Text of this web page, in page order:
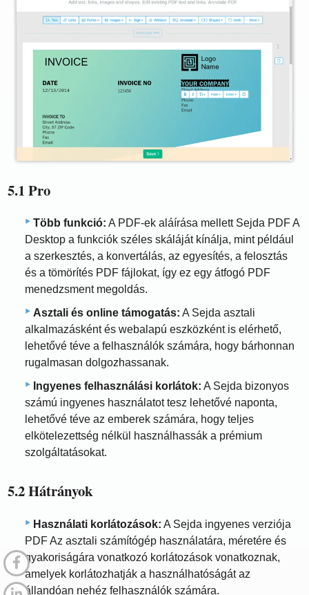
5.1 Pro
Több funkció: A PDF-ek aláírása mellett Sejda PDF A
Desktop a funkciók széles skáláját kínálja, mint például
a szerkesztés, a konvertálás, az egyesítés, a felosztás
és a tömörítés PDF fájlokat, így ez egy átfogó PDF
menedzsment megoldás.
Asztali és online támogatás: A Sejda asztali
alkalmazásként és webalapú eszközként is elérhető,
lehetővé téve a felhasználók számára, hogy bárhonnan
rugalmasan dolgozhassanak.
Ingyenes felhasználási korlátok: A Sejda bizonyos
számú ingyenes használatot tesz lehetővé naponta,
lehetővé téve az emberek számára, hogy teljes
elkötelezettség nélkül használhassák a prémium
szolgáltatásokat.
5.2 Hátrányok
Használati korlátozások: A Sejda ingyenes verziója
PDF Az asztali számítógép használatára, méretére és
gyakoriságára vonatkozó korlátozások vonatkoznak,
amelyek korlátozhatják a használhatóságát az
állandóan nehéz felhasználók számára.